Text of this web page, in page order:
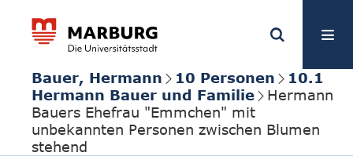
Bauer, Hermann 10 Personen
10.1
Hermann Bauer und Familie
Hermann
Bauers Ehefrau "Emmchen" mit
unbekannten Personen zwischen Blumen
stehend